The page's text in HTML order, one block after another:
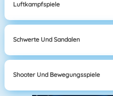
Luftkampfspiele
Schwerte Und Sandalen
Shooter Und Bewegungsspiele